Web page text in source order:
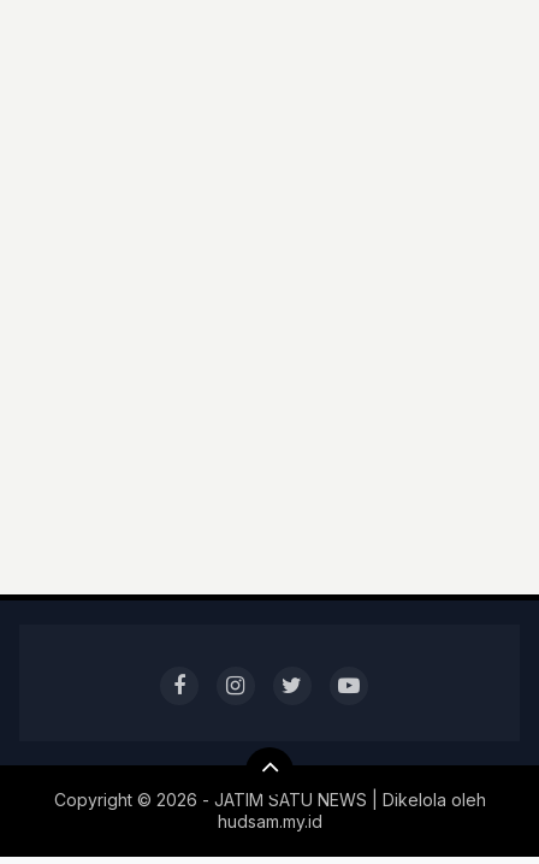
Copyright © 2026 - JATIM SATU NEWS | Dikelola oleh
hudsam.my.id